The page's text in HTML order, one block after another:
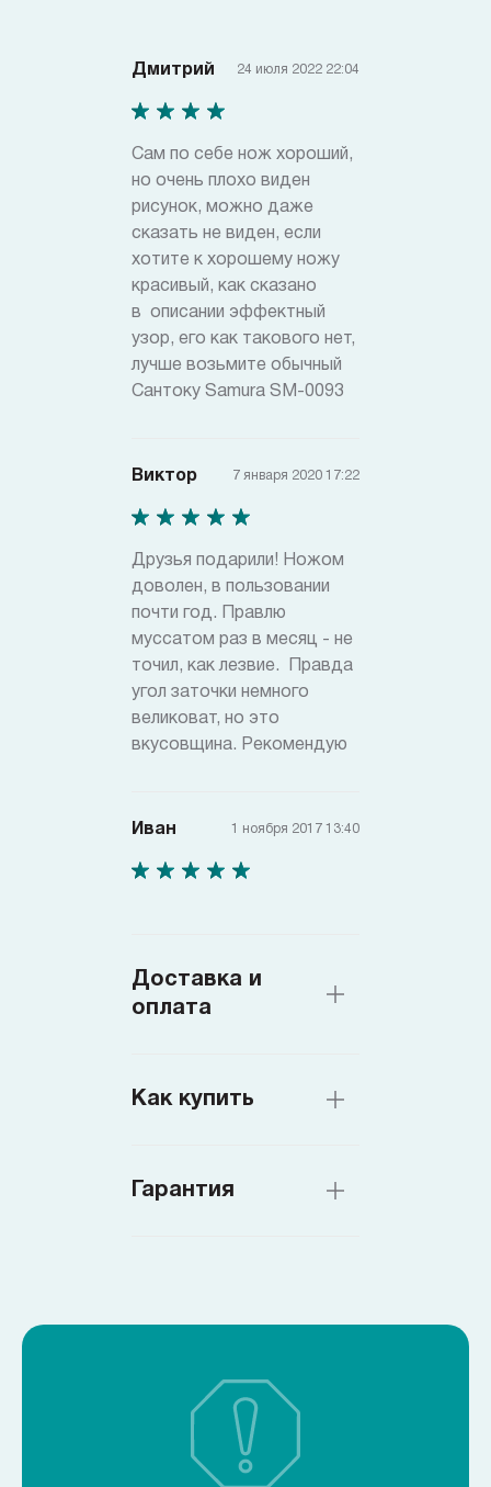
Дмитрий 24 июля 2022 22:04
Сам по себе нож хороший,
но очень плохо виден
рисунок, можно даже
сказать не виден, если
хотите к хорошему ножу
красивый, как сказано
в описании эффектный
узор, его как такового нет,
лучше возьмите обычный
Сантоку Samura SM-0093
Виктор 7 января 2020 17:22
Друзья подарили! Ножом
доволен, в пользовании
почти год. Правлю
муссатом раз в месяц - не
точил, как лезвие. Правда
угол заточки немного
великоват, но это
вкусовщина. Рекомендую
Иван 1 ноября 2017 13:40
Доставка и
оплата
Как купить
Гарантия